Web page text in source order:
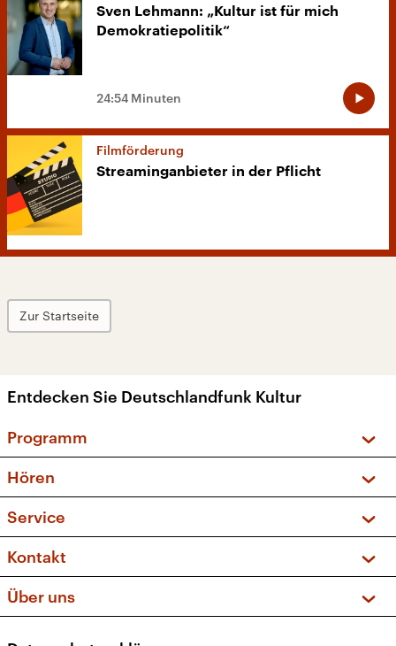
Sven Lehmann: „Kultur ist für mich
Demokratiepolitik“
24:54 Minuten
Filmförderung
Streaminganbieter in der Pflicht
Zur Startseite
Entdecken Sie Deutschlandfunk Kultur
Programm
Sendungen und Podcasts
Musikliste
Kakadu – Das Kinderprogramm
Hören
Frequenzen (UKW + DAB+)
Service
FAQ
Apps
Newsletter
Kontakt
Social Media
Über uns